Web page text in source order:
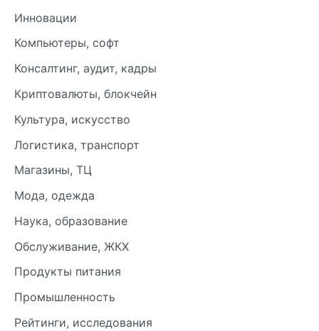
Инновации
Компьютеры, софт
Консалтинг, аудит, кадры
Криптовалюты, блокчейн
Культура, искусство
Логистика, транспорт
Магазины, ТЦ
Мода, одежда
Наука, образование
Обслуживание, ЖКХ
Продукты питания
Промышленность
Рейтинги, исследования